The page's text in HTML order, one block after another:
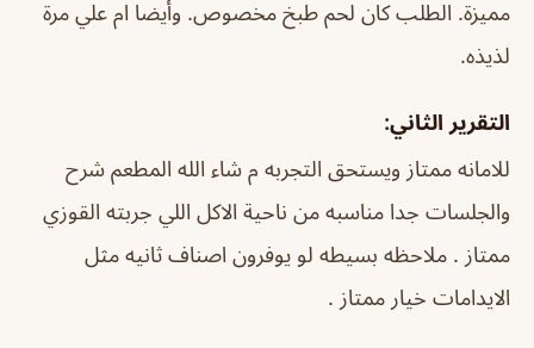
مميزة. الطلب كان لحم طبخ مخصوص. وأيضا ام علي مرة
لذيذه.
التقرير الثاني:
للامانه ممتاز ويستحق التجربه م شاء الله المطعم شرح
والجلسات جدا مناسبه من ناحية الاكل اللي جربته القوزي
ممتاز . ملاحظه بسيطه لو يوفرون اصناف ثانيه مثل
الايدامات خيار ممتاز .